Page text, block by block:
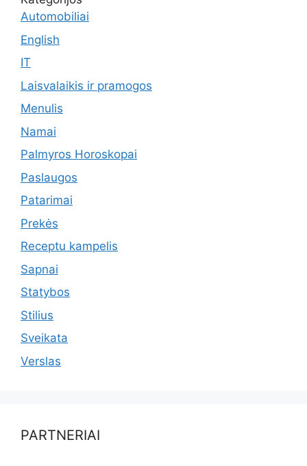
Automobiliai
English
IT
Laisvalaikis ir pramogos
Menulis
Namai
Palmyros Horoskopai
Paslaugos
Patarimai
Prekės
Receptu kampelis
Sapnai
Statybos
Stilius
Sveikata
Verslas
PARTNERIAI